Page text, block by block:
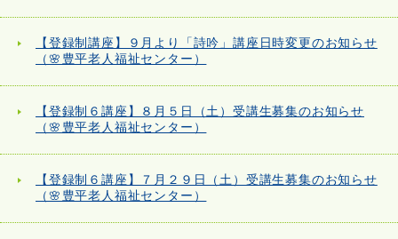
【登録制講座】９月より「詩吟」講座日時変更のお知らせ
（🌸豊平老人福祉センター）
【登録制６講座】８月５日（土）受講生募集のお知らせ
（🌸豊平老人福祉センター）
【登録制６講座】７月２９日（土）受講生募集のお知らせ
（🌸豊平老人福祉センター）